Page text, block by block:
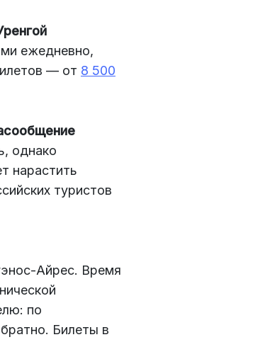
ежедневно,
— от 8 500
однако
нарастить
туристов
Айрес. Время
по
Билеты в